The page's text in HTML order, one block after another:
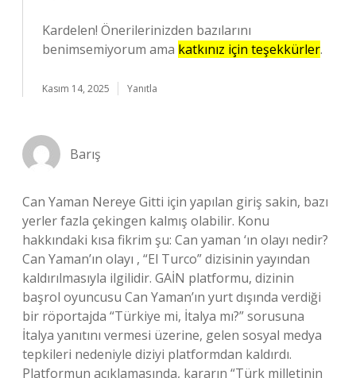
Kardelen! Önerilerinizden bazılarını
benimsemiyorum ama katkınız için teşekkürler.
Kasım 14, 2025 Yanıtla
Barış
Can Yaman Nereye Gitti için yapılan giriş sakin, bazı
yerler fazla çekingen kalmış olabilir. Konu
hakkındaki kısa fikrim şu: Can yaman ‘ın olayı nedir?
Can Yaman’ın olayı , “El Turco” dizisinin yayından
kaldırılmasıyla ilgilidir. GAİN platformu, dizinin
başrol oyuncusu Can Yaman’ın yurt dışında verdiği
bir röportajda “Türkiye mi, İtalya mı?” sorusuna
İtalya yanıtını vermesi üzerine, gelen sosyal medya
tepkileri nedeniyle diziyi platformdan kaldırdı.
Platformun açıklamasında, kararın “Türk milletinin